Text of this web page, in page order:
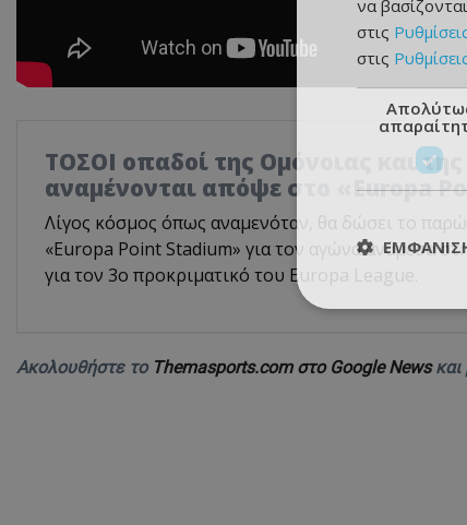
ΤΟΣΟΙ οπαδοί της Ομόνοιας και
αναμένονται απόψε στο «Europa
Λίγος κόσμος όπως αναμενόταν, θα δώσει το
«Europa Point Stadium» για τον αγώνα ανάμεσα
για τον 3ο προκριματικό του Europa League.
Ακολουθήστε το Themasports.com στο Google News
να
στις
στις